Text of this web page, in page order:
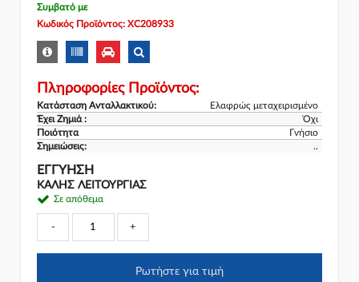
Συμβατό με
Κωδικός Προϊόντος: XC208933
Πληροφορίες Προϊόντος:
Κατάσταση Ανταλλακτικού:
Ελαφρώς μεταχειρισμένο
Έχει Ζημιά :
Όχι
Ποιότητα
Γνήσιο
Σημειώσεις:
..
ΕΓΓΎΗΣΗ
ΚΑΛΗΣ ΛΕΙΤΟΥΡΓΙΑΣ
Σε απόθεμα
- +
Ρωτήστε για τιμή